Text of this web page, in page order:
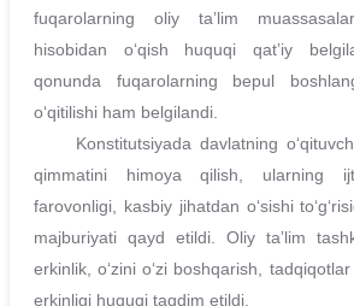
fuqarolarning oliy taʼlim
hisobidan oʻqish huquqi qatʼiy
qonunda fuqarolarning bepul
oʻqitilishi ham belgilandi.
Konstitutsiyada davlatning
qimmatini himoya qilish, ularning
farovonligi, kasbiy jihatdan oʻsishi
majburiyati qayd etildi. Oliy taʼlim
erkinlik, oʻzini oʻzi boshqarish, tadqiqotlar
erkinligi huquqi taqdim etildi.